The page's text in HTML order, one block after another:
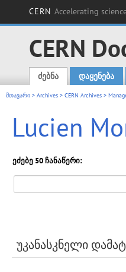
CERN Accelerating
CERN
Main menu
ძებნა დაყენება
მთავარი > Archives > CERN Archives >
Lucien
ეძებე 50 ჩანაწერი:
უკანასკნელი